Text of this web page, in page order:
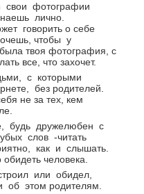
свои фотографии
лично.
говорить о себе
чтобы у
твоя фотография, с
все, что захочет.
с которыми
без родителей.
не за тех, кем
будь дружелюбен с
слов -читать
как и слышать.
человека.
или обидел,
об этом родителям.